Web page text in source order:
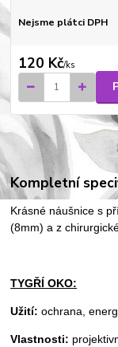
Nejsme plátci DPH
120 Kč/ks
Kompletní
Krásné náušnice s
(8mm) a z
TYGŘÍ OKO:
Užití: ochrana,
Vlastnosti: